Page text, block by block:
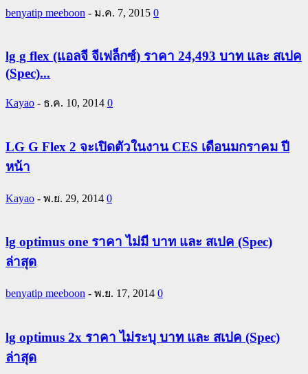
benyatip meeboon - ม.ค. 7, 2015 0
lg g flex (แอลจี จีเฟล็กซ์) ราคา 24,493 บาท และ สเปค
(Spec)...
Kayao - ธ.ค. 10, 2014 0
LG G Flex 2 จะเปิดตัวในงาน CES เดือนมกราคม ปี
หน้า
Kayao - พ.ย. 29, 2014 0
lg optimus one ราคา ไม่มี บาท และ สเปค (Spec)
ล่าสุด
benyatip meeboon - พ.ย. 17, 2014 0
lg optimus 2x ราคา ไม่ระบุ บาท และ สเปค (Spec)
ล่าสุด